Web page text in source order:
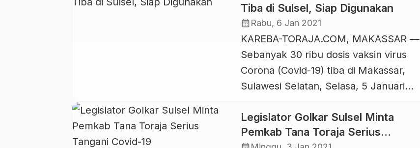
Batusitanduk (Luwu), dihimbau untuk
berhati-hati dan selalu waspada.
Pasalnya, beberapa titik di jalan poros
yang menghubungkan Kabupaten
Toraja Utara dan Luwu itu, dalam
kondisi rusak, licin, dan berlumpur.
Tiba di Sulsel, Siap Digunakan
calendar_monthRabu, 6 Jan 2021
KAREBA-TORAJA.COM, MAKASSAR —
Sebanyak 30 ribu dosis vaksin virus
Corona (Covid-19) tiba di Makassar,
Sulawesi Selatan, Selasa, 5 Januari
Bandara Hasanuddin Makassar, 30
ribu vaksin itu dikawal aparat TNI dan
Legislator Golkar Sulsel Minta
Pemkab Tana Toraja Serius